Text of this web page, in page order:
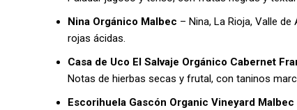
Nina Orgánico Malbec – Nina, La Rioja, Valle
rojas ácidas.
Casa de Uco El Salvaje Orgánico Cabernet
Notas de hierbas secas y frutal, con taninos
Escorihuela Gascón Organic Vineyard Malbec